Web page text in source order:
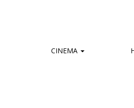
CINEMA